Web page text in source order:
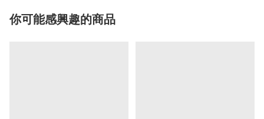
你可能感興趣的商品